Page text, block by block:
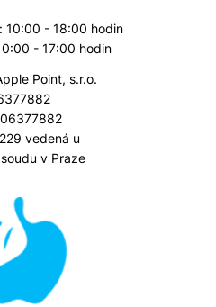
10:00 - 18:00 hodin
- 17:00 hodin
Point, s.r.o.
vedená u
v Praze